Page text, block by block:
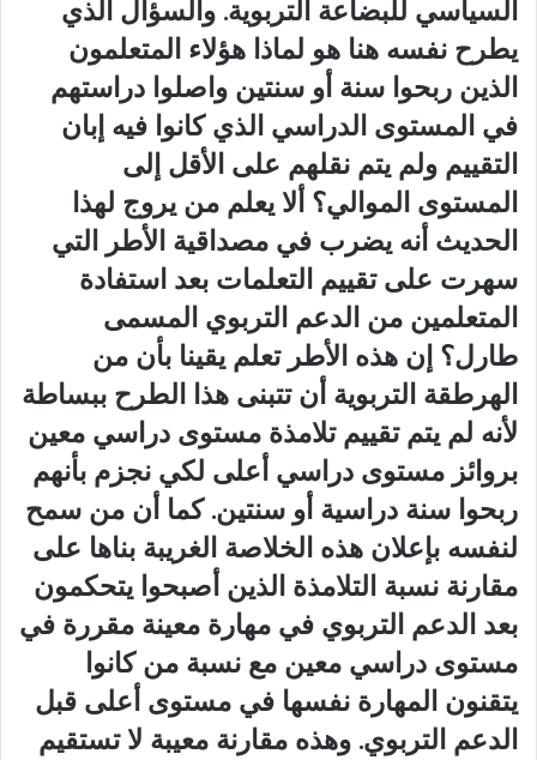
السياسي للبضاعة التربوية. والسؤال الذي
يطرح نفسه هنا هو لماذا هؤلاء المتعلمون
الذين ربحوا سنة أو سنتين واصلوا دراستهم
في المستوى الدراسي الذي كانوا فيه إبان
التقييم ولم يتم نقلهم على الأقل إلى
المستوى الموالي؟ ألا يعلم من يروج لهذا
الحديث أنه يضرب في مصداقية الأطر التي
سهرت على تقييم التعلمات بعد استفادة
المتعلمين من الدعم التربوي المسمى
طارل؟ إن هذه الأطر تعلم يقينا بأن من
الهرطقة التربوية أن تتبنى هذا الطرح ببساطة
لأنه لم يتم تقييم تلامذة مستوى دراسي معين
بروائز مستوى دراسي أعلى لكي نجزم بأنهم
ربحوا سنة دراسية أو سنتين. كما أن من سمح
لنفسه بإعلان هذه الخلاصة الغريبة بناها على
مقارنة نسبة التلامذة الذين أصبحوا يتحكمون
بعد الدعم التربوي في مهارة معينة مقررة في
مستوى دراسي معين مع نسبة من كانوا
يتقنون المهارة نفسها في مستوى أعلى قبل
الدعم التربوي. وهذه مقارنة معيبة لا تستقيم